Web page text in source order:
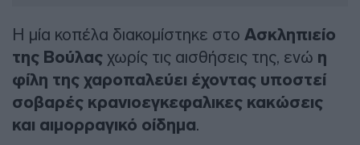
Η μία κοπέλα διακομίστηκε στο Ασκληπιείο
της Βούλας χωρίς τις αισθήσεις της, ενώ η
φίλη της χαροπαλεύει έχοντας υποστεί
σοβαρές κρανιοεγκεφαλικες κακώσεις
και αιμορραγικό οίδημα.